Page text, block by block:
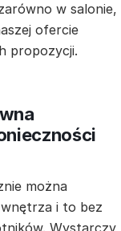
w salonie,
ofercie
propozycji.
można
i to bez
Wystarczy